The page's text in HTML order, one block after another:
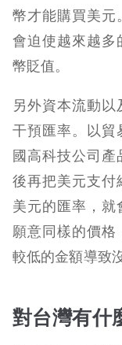
幣才能購買美元
會迫使越來越多
幣貶值。
另外資本流動
干預匯率。以貿
國高科技公司產
後再把美元支付
美元的匯率，就
願意同樣的價格
較低的金額導致
對台灣有什